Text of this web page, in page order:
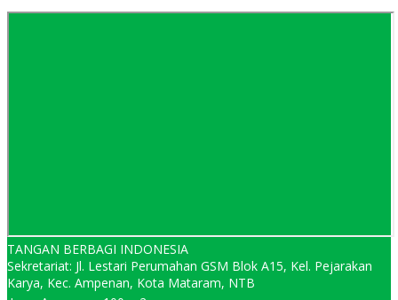
TANGAN BERBAGI INDONESIA
Sekretariat: Jl. Lestari Perumahan GSM Blok A15, Kel. Pejarakan
Karya, Kec. Ampenan, Kota Mataram, NTB